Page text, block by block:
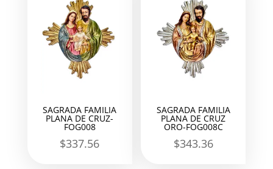
SAGRADA FAMILIA
PLANA DE CRUZ-
FOG008
$337.56
SAGRADA FAMILIA
PLANA DE CRUZ
ORO-FOG008C
$343.36